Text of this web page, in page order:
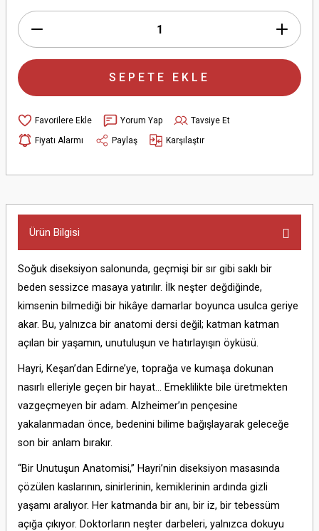
SEPETE EKLE
Yorum Yap
Tavsiye Et
Fiyatı Alarmı
Paylaş Karşılaştır
Ürün Bilgisi
Soğuk diseksiyon salonunda, geçmişi bir sır gibi saklı bir
beden sessizce masaya yatırılır. İlk neşter değdiğinde,
kimsenin bilmediği bir hikâye damarlar boyunca usulca geriye
akar. Bu, yalnızca bir anatomi dersi değil; katman katman
açılan bir yaşamın, unutuluşun ve hatırlayışın öyküsü.
Hayri, Keşan’dan Edirne’ye, toprağa ve kumaşa dokunan
nasırlı elleriyle geçen bir hayat… Emeklilikte bile üretmekten
vazgeçmeyen bir adam. Alzheimer’ın pençesine
yakalanmadan önce, bedenini bilime bağışlayarak geleceğe
son bir anlam bırakır.
“Bir Unutuşun Anatomisi,” Hayri’nin diseksiyon masasında
çözülen kaslarının, sinirlerinin, kemiklerinin ardında gizli
yaşamı aralıyor. Her katmanda bir anı, bir iz, bir tebessüm
açığa çıkıyor. Doktorların neşter darbeleri, yalnızca dokuyu